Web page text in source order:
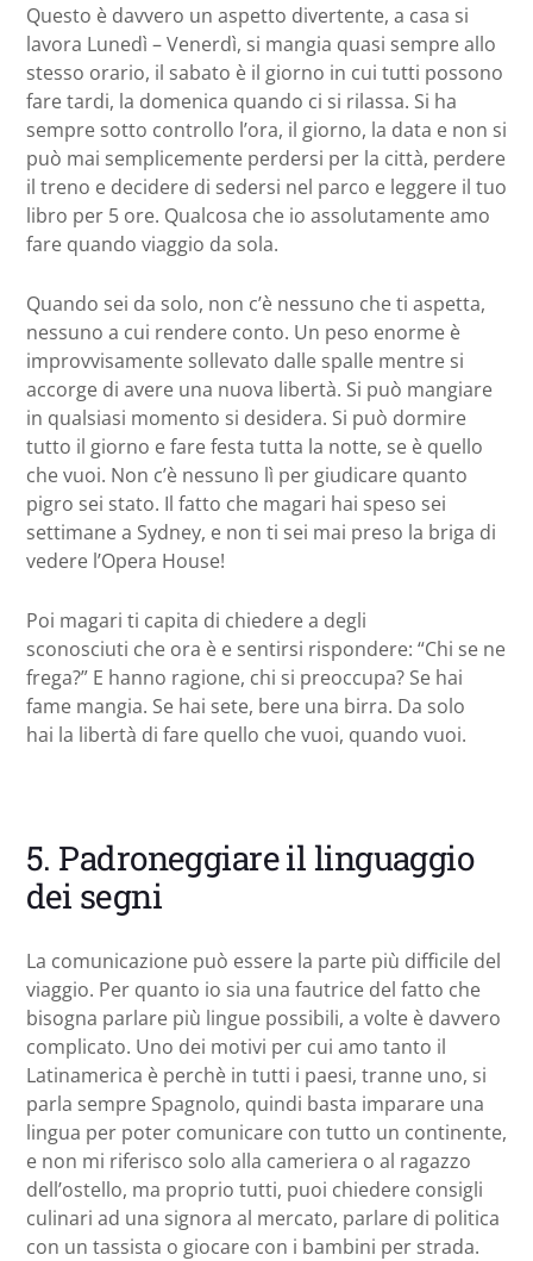
Questo è davvero un aspetto divertente, a casa si
lavora Lunedì – Venerdì, si mangia quasi sempre allo
stesso orario, il sabato è il giorno in cui tutti possono
fare tardi, la domenica quando ci si rilassa. Si ha
sempre sotto controllo l’ora, il giorno, la data e non si
può mai semplicemente perdersi per la città, perdere
il treno e decidere di sedersi nel parco e leggere il tuo
libro per 5 ore. Qualcosa che io assolutamente amo
fare quando viaggio da sola.
Quando sei da solo, non c’è nessuno che ti aspetta,
nessuno a cui rendere conto. Un peso enorme è
improvvisamente sollevato dalle spalle mentre si
accorge di avere una nuova libertà. Si può mangiare
in qualsiasi momento si desidera. Si può dormire
tutto il giorno e fare festa tutta la notte, se è quello
che vuoi. Non c’è nessuno lì per giudicare quanto
pigro sei stato. Il fatto che magari hai speso sei
settimane a Sydney, e non ti sei mai preso la briga di
vedere l’Opera House!
Poi magari ti capita di chiedere a degli
sconosciuti che ora è e sentirsi rispondere: “Chi se ne
frega?” E hanno ragione, chi si preoccupa? Se hai
fame mangia. Se hai sete, bere una birra. Da solo
hai la libertà di fare quello che vuoi, quando vuoi.
5. Padroneggiare il linguaggio
dei segni
La comunicazione può essere la parte più difficile del
viaggio. Per quanto io sia una fautrice del fatto che
bisogna parlare più lingue possibili, a volte è davvero
complicato. Uno dei motivi per cui amo tanto il
Latinamerica è perchè in tutti i paesi, tranne uno, si
parla sempre Spagnolo, quindi basta imparare una
lingua per poter comunicare con tutto un continente,
e non mi riferisco solo alla cameriera o al ragazzo
dell’ostello, ma proprio tutti, puoi chiedere consigli
culinari ad una signora al mercato, parlare di politica
con un tassista o giocare con i bambini per strada.